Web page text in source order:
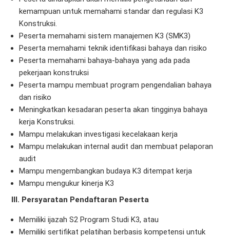
kemampuan untuk memahami standar dan regulasi K3
Konstruksi.
Peserta memahami sistem manajemen K3 (SMK3)
Peserta memahami teknik identifikasi bahaya dan risiko
Peserta memahami bahaya-bahaya yang ada pada
pekerjaan konstruksi
Peserta mampu membuat program pengendalian bahaya
dan risiko
Meningkatkan kesadaran peserta akan tingginya bahaya
kerja Konstruksi.
Mampu melakukan investigasi kecelakaan kerja
Mampu melakukan internal audit dan membuat pelaporan
audit
Mampu mengembangkan budaya K3 ditempat kerja
Mampu mengukur kinerja K3
III. Persyaratan Pendaftaran Peserta
Memiliki ijazah S2 Program Studi K3, atau
Memiliki sertifikat pelatihan berbasis kompetensi untuk